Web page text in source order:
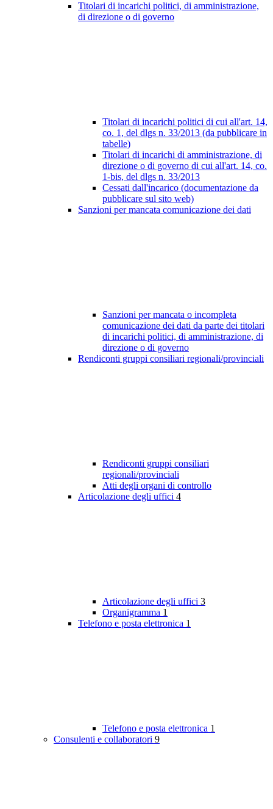
Titolari di incarichi politici, di amministrazione,
di direzione o di governo
Titolari di incarichi politici di cui all'art. 14,
co. 1, del dlgs n. 33/2013 (da pubblicare in
tabelle)
Titolari di incarichi di amministrazione, di
direzione o di governo di cui all'art. 14, co.
1-bis, del dlgs n. 33/2013
Cessati dall'incarico (documentazione da
pubblicare sul sito web)
Sanzioni per mancata comunicazione dei dati
Sanzioni per mancata o incompleta
comunicazione dei dati da parte dei titolari
di incarichi politici, di amministrazione, di
direzione o di governo
Rendiconti gruppi consiliari regionali/provinciali
Rendiconti gruppi consiliari
regionali/provinciali
Atti degli organi di controllo
Articolazione degli uffici 4
Articolazione degli uffici 3
Organigramma 1
Telefono e posta elettronica 1
Telefono e posta elettronica 1
Consulenti e collaboratori 9